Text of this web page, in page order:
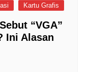
Kartu Grafis
“VGA”
Ini Alasan